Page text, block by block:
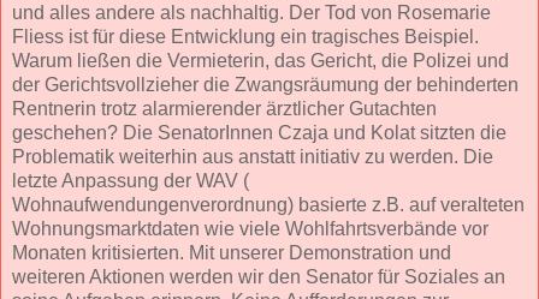
und alles andere als nachhaltig. Der Tod von Rosemarie
Fliess ist für diese Entwicklung ein tragisches Beispiel.
Warum ließen die Vermieterin, das Gericht, die Polizei und
der Gerichtsvollzieher die Zwangsräumung der behinderten
Rentnerin trotz alarmierender ärztlicher Gutachten
geschehen? Die SenatorInnen Czaja und Kolat sitzten die
Problematik weiterhin aus anstatt initiativ zu werden. Die
letzte Anpassung der WAV (
Wohnaufwendungenverordnung) basierte z.B. auf veralteten
Wohnungsmarktdaten wie viele Wohlfahrtsverbände vor
Monaten kritisierten. Mit unserer Demonstration und
weiteren Aktionen werden wir den Senator für Soziales an